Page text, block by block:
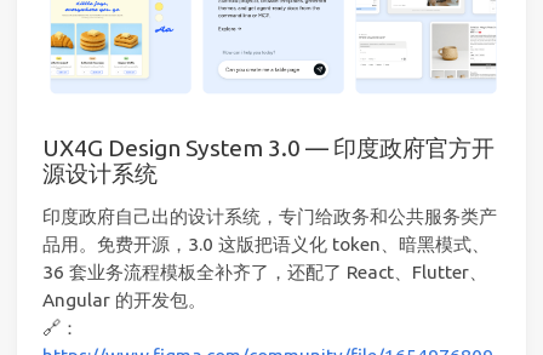
UX4G Design System 3.0 — 印度政府官方开
源设计系统
印度政府自己出的设计系统，专门给政务和公共服务类产
品用。免费开源，3.0 这版把语义化 token、暗黑模式、
36 套业务流程模板全补齐了，还配了 React、Flutter、
Angular 的开发包。
🔗：